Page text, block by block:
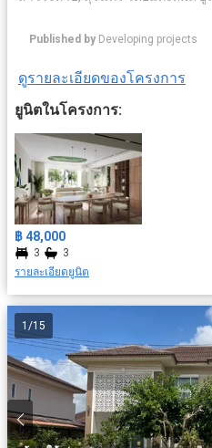
Published by Developing projects
ดูรายละเอียดของโครงการ
ยูนิตในโครงการ:
฿ 48,000
3
3
รายละเอียดยูนิต
1 /15